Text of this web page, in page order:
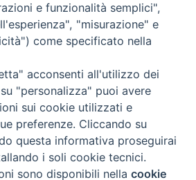
Facebook
TwitterYouTube
Instagram
RSS
FEED
Newsletter
di Torino
metropolitana
12 - 10121 Torino
tel. 011.51.56.300
2026 -Informativa privacy
e funzionalità semplici",
"misurazione" e
come specificato nella
acconsenti all'utilizzo dei
"personalizza" puoi avere
sui cookie utilizzati e
preferenze. Cliccando su
questa informativa proseguirai
i soli cookie tecnici.
sono disponibili nellacookie